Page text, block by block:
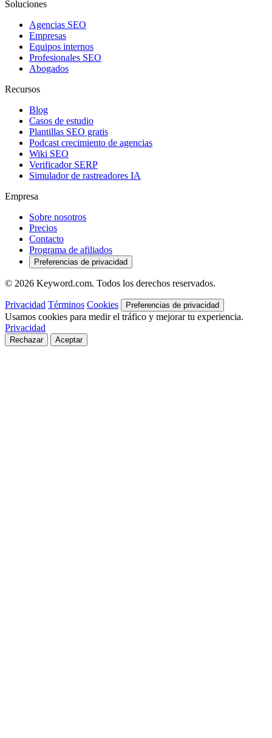
Soluciones
Agencias SEO
Empresas
Equipos internos
Profesionales SEO
Abogados
Recursos
Blog
Casos de estudio
Plantillas SEO gratis
Podcast crecimiento de agencias
Wiki SEO
Verificador SERP
Simulador de rastreadores IA
Empresa
Sobre nosotros
Precios
Contacto
Programa de afiliados
Preferencias de privacidad
© 2026 Keyword.com. Todos los derechos reservados.
Privacidad Términos Cookies Preferencias de privacidad
Usamos cookies para medir el tráfico y mejorar tu experiencia.
Privacidad
Rechazar Aceptar